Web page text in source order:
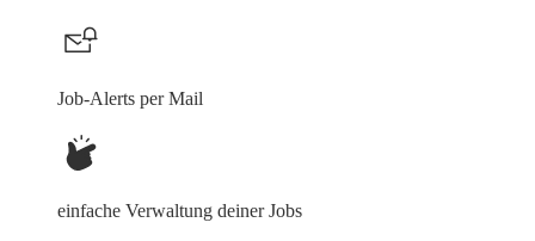
Job-Alerts per Mail
einfache Verwaltung deiner Jobs